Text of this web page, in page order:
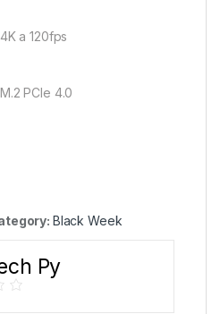
a 120fps
PCIe 4.0
Black Week
Py